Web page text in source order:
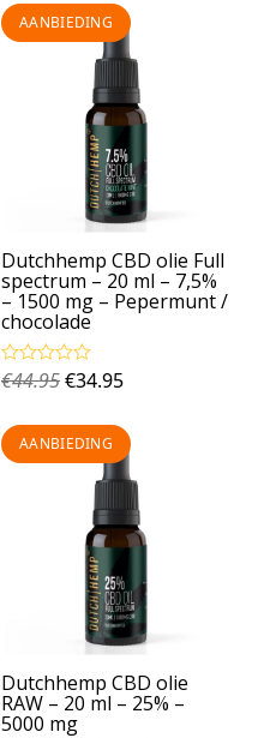
AANBIEDING
Dutchhemp CBD olie Full
spectrum – 20 ml – 7,5%
– 1500 mg – Pepermunt /
chocolade
Gewaardeerd
5.00 uit 5
€44.95€34.95
AANBIEDING
Dutchhemp CBD olie
RAW – 20 ml – 25% –
5000 mg